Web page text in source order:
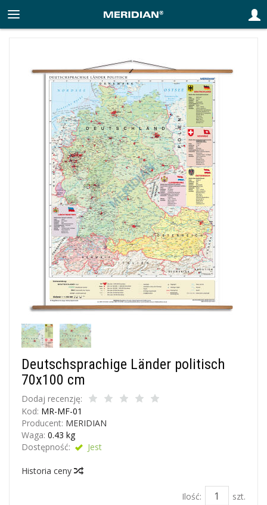
Deutschsprachige Länder politisch
70x100 cm
Dodaj recenzję:
Kod: MR-MF-01
Producent: MERIDIAN
Waga: 0.43 kg
Dostępność:
Jest
Historia ceny
Ilość:
szt.